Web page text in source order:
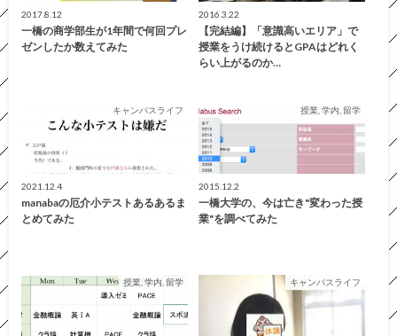
2017.8.12
一橋の商学部生が1年間で何回プレ
ゼンしたか数えてみた
2016.3.22
【完結編】「意識高いエリア」で
授業をうけ続けるとGPAはどれく
らい上がるのか…
キャンパスライフ
2021.12.4
manabaの厄介小テストあるあるま
とめてみた
授業, 学内, 留学
2015.12.2
一橋大学の、今は亡き"変わった授
業"を調べてみた
授業, 学内, 留学 キャンパスライフ